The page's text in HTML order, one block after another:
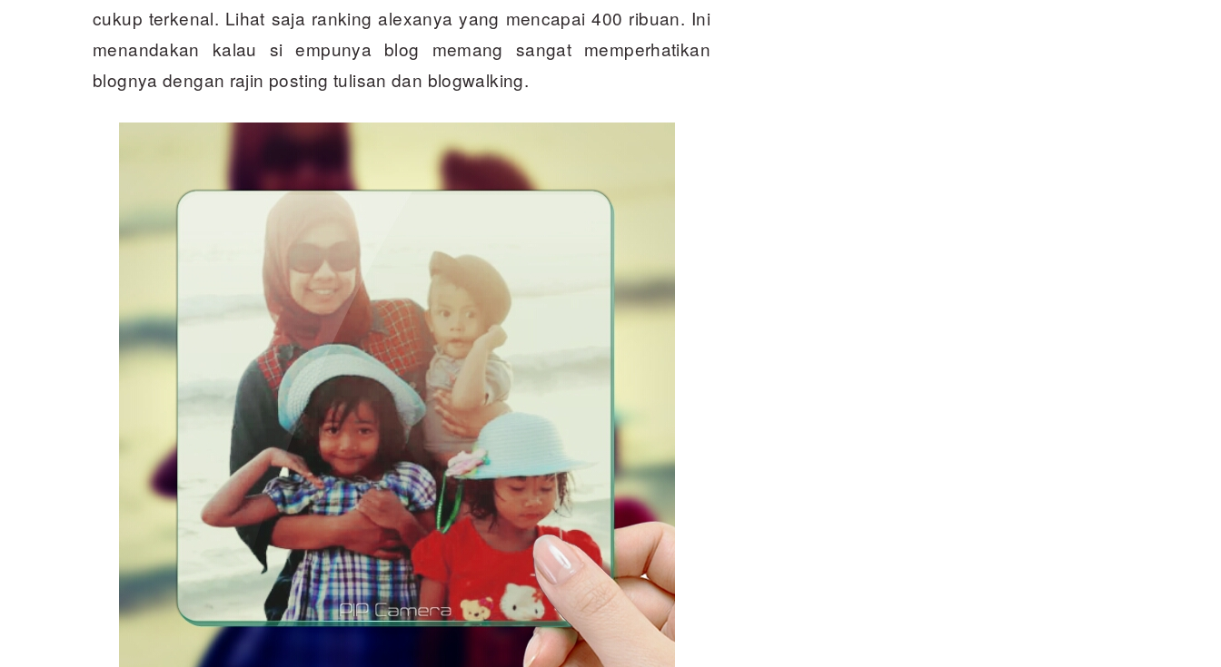
cukup terkenal. Lihat saja ranking alexanya yang mencapai 400 ribuan. Ini
menandakan kalau si empunya blog memang sangat memperhatikan
blognya dengan rajin posting tulisan dan blogwalking.